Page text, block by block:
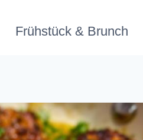
Frühstück & Brunch